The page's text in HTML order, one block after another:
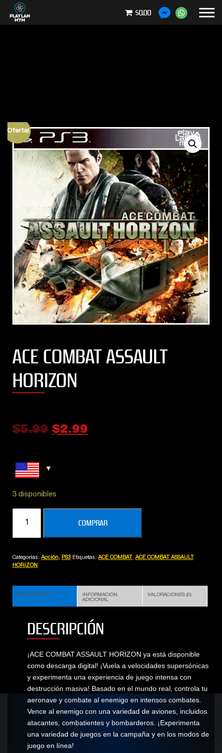
$0.00
¡Oferta!
ACE COMBAT ASSAULT
HORIZON
$5.99 $2.99
3 disponibles
COMBAT
ASSAULT
cantidad
COMPRAR
Categorías: Acción, PS3 Etiquetas: ACE COMBAT , ACE COMBAT ASSAULT
HORIZON
DESCRIPCIÓN
INFORMACIÓN
ADICIONAL
VALORACIONES (0)
DESCRIPCIÓN
¡ACE COMBAT ASSAULT HORIZON ya está disponible
como descarga digital! ¡Vuela a velocidades supersónicas
y experimenta una experiencia de juego intensa con
destrucción masiva! Basado en el mundo real, controla tu
aeronave y combate al enemigo en intensos combates.
Vence al enemigo con una variedad de aviones, incluidos
atacantes, combatientes y bombarderos. ¡Experimenta
una variedad de juegos en la campaña y en los modos de
juego en línea!